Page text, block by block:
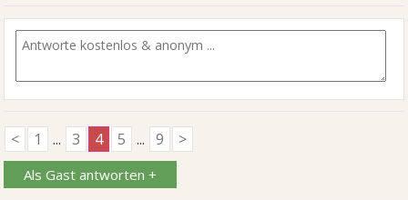
< 1 ... 3 4 5 ... 9 >
Als Gast antworten +